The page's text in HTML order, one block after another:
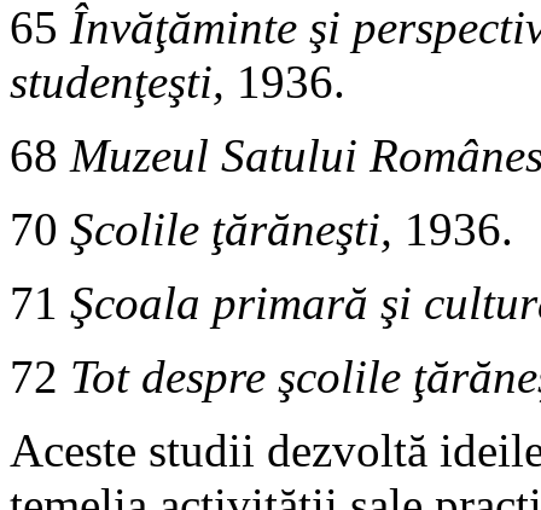
65 Învăţăminte şi
studenţeşti, 1936.
68 Muzeul Satului
70 Şcolile ţărăneşti, 1936.
71 Şcoala primară şi
72 Tot despre şcolile
Aceste studii dezvoltă